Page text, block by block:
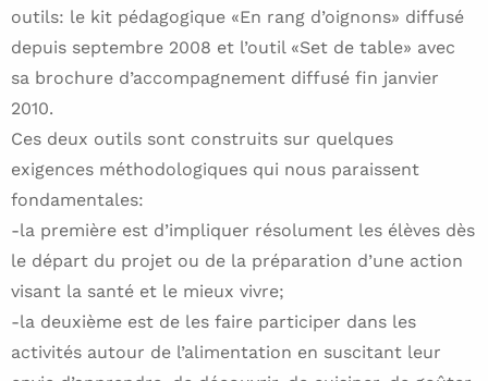
outils: le kit pédagogique «En rang d’oignons» diffusé
depuis septembre 2008 et l’outil «Set de table» avec
sa brochure d’accompagnement diffusé fin janvier
2010.
Ces deux outils sont construits sur quelques
exigences méthodologiques qui nous paraissent
fondamentales:
-la première est d’impliquer résolument les élèves dès
le départ du projet ou de la préparation d’une action
visant la santé et le mieux vivre;
-la deuxième est de les faire participer dans les
activités autour de l’alimentation en suscitant leur